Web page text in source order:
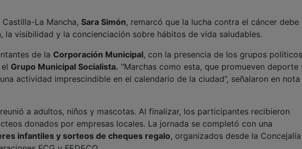
elGrupo Municipal Socialista.“Marchas como esta, que promueven deporte y
actividad imprescindible en el calendario de la ciudad”, señalaron en nota
a adultos, niños y mascotas. Al finalizar, los participantes recibieron
donados por empresas locales. La jornada se completó con una
infantiles y sorteos de cheques regalo
FCG y FEDECO.
la imagen de una ciudad movilizada en torno a una causa común: la salud y
oncológicos y sus familias.